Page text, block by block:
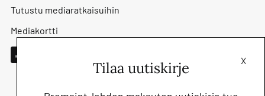
Tutustu mediaratkaisuihin
Mediakortti
X
Tilaa uutiskirje